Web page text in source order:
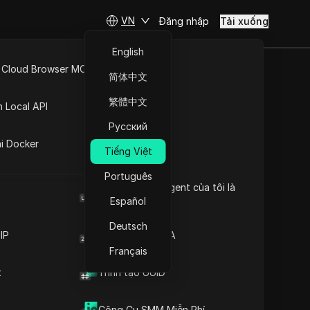
Browser User Agent của tôi là
Trình tạo mã 2FA
Trình tạo UUID
Browser MCP
Local API
Docker
VN
English
简体中文
繁體中文
Русский
Tiếng Việt
Português
Español
Deutsch
Français
Đăng nhập Tải xuống
bắt
những
chỉ số
Nội dung
Hiểu tín hiệu chống cạo:
Tầm quan trọng của tín
hiệu chống cạo
Hiểu chức năng của tín
hiệu chống cạo
Các chỉ số chính của các
biện pháp chống cạo
hiệu chống cạo
Thông tin chi tiết cần
thiết
gặp